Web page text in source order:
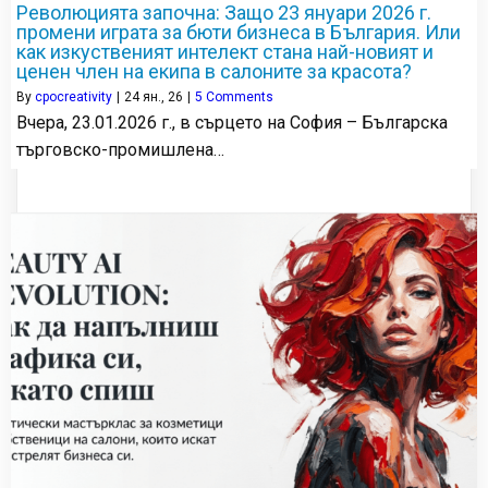
Революцията започна: Защо 23 януари 2026 г.
промени играта за бюти бизнеса в България. Или
как изкуственият интелект стана най-новият и
ценен член на екипа в салоните за красота?
By cpocreativity 24 ян., 26 5 Comments
Вчера, 23.01.2026 г., в сърцето на София – Българска
търговско-промишлена…